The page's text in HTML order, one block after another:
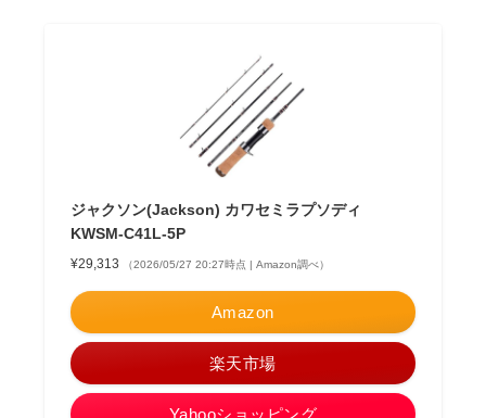
ジャクソン(Jackson) カワセミラプソディ
KWSM-C41L-5P
¥29,313 （2026/05/27 20:27時点 | Amazon調べ）
Amazon
楽天市場
Yahooショッピング